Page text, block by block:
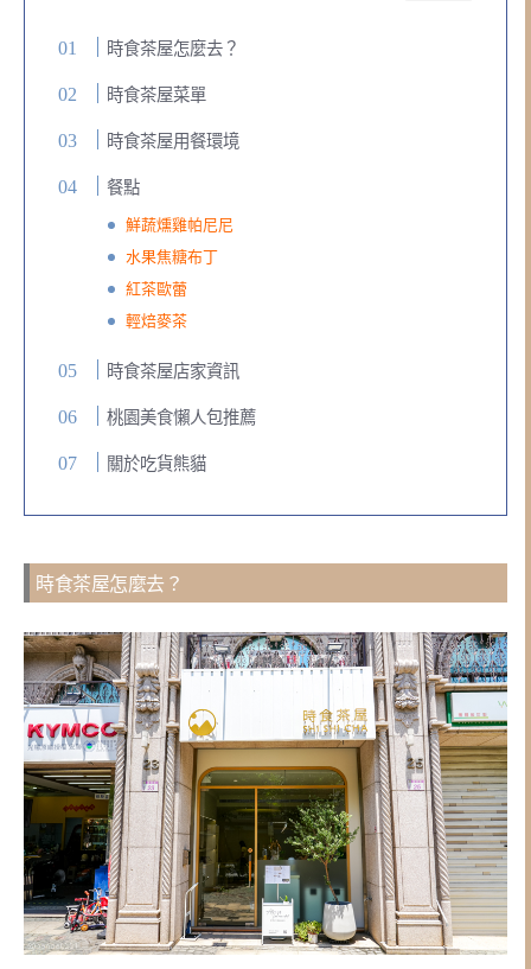
時食茶屋怎麼去？
時食茶屋菜單
時食茶屋用餐環境
餐點
鮮蔬燻雞帕尼尼
水果焦糖布丁
紅茶歐蕾
輕焙麥茶
時食茶屋店家資訊
桃園美食懶人包推薦
關於吃貨熊貓
時食茶屋怎麼去？